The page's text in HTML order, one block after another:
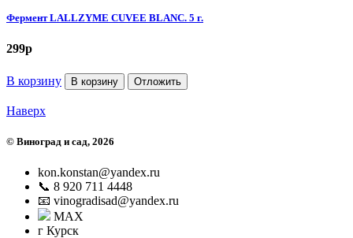
Фермент LALLZYME CUVEE BLANC. 5 г.
299p
В корзину В корзину Отложить
Наверх
© Виноград и сад, 2026
kon.konstan@yandex.ru
📞 8 920 711 4448
📧 vinogradisad@yandex.ru
MAX
г Курск